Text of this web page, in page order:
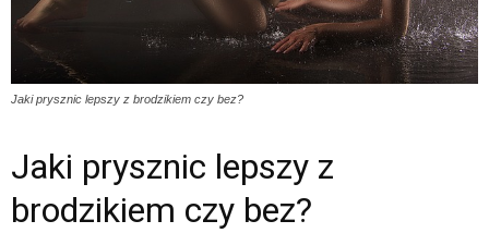
Jaki prysznic lepszy z brodzikiem czy bez?
Jaki prysznic lepszy z
brodzikiem czy bez?